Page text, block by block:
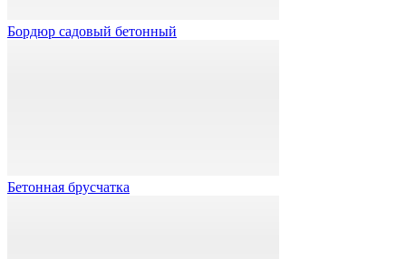
Бордюр садовый бетонный
Бетонная брусчатка